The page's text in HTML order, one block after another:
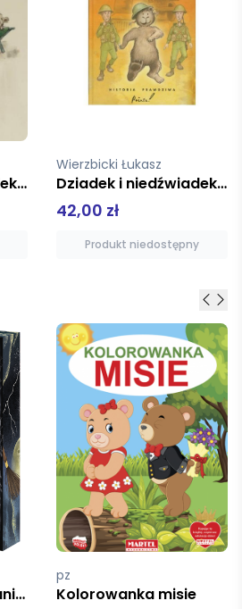
Dziadek i niedźwiadek Historia prawdziwa
Wierzbicki Łukasz
Afryka Kazika
39,90 zł
Produkt niedostępny
Bourgeois Paulette
Franklin i dzidziuś